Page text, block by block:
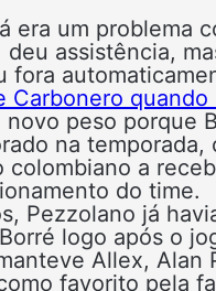
era um problema
assistência,
fora
Carbonero
peso porque
na
a
do time.
Pezzolano já
logo após o
Allex, Alan
favorito pela